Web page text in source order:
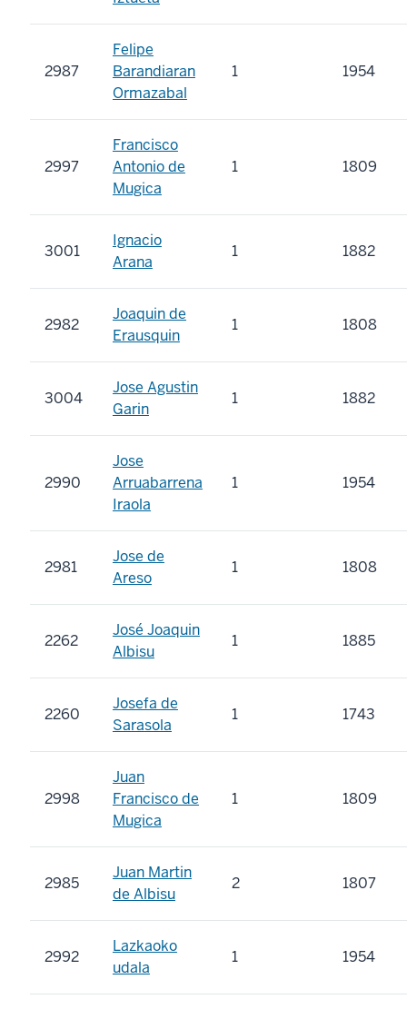
2987
Felipe
Barandiaran
Ormazabal
1 1954
2997
Francisco
Antonio de
Mugica
1 1809
3001
Ignacio
Arana
1 1882
2982
Joaquin de
Erausquin
1 1808
3004
Jose Agustin
Garin
1 1882
2990
Jose
Arruabarrena
Iraola
1 1954
2981
Jose de
Areso
1 1808
2262
José Joaquin
Albisu
1 1885
2260
Josefa de
Sarasola
1 1743
2998
Juan
Francisco de
Mugica
1 1809
2985
Juan Martin
de Albisu
2 1807
2992
Lazkaoko
udala
1 1954